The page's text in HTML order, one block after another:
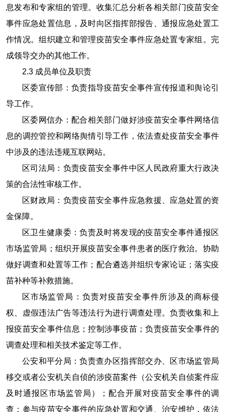
息发布和专家组的管理。收集汇总分析各相关部门疫苗安全
事件应急处置信息，及时向区指挥部报告、通报应急处置工
作情况。组织建立和管理疫苗安全事件应急处置专家组。完
成领导交办的其他工作。
2.3 成员单位及职责
区委宣传部：负责指导疫苗安全事件宣传报道和舆论引
导工作。
区委网信办：配合相关部门做好涉疫苗安全事件网络信
息的调控管控和网络舆情引导工作，依法查处疫苗安全事件
中涉及的违法违规互联网站。
区司法局：负责疫苗安全事件中区人民政府重大行政决
策的合法性审核工作。
区财政局：负责疫苗安全事件应急救援、应急处置的资
金保障。
区卫生健康委：负责及时将发现的疫苗安全事件通报区
市场监管局；组织开展疫苗安全事件患者的医疗救治。协助
做好调查和处置等工作；配合遴选并组织专家论证；落实疫
苗补种等补救措施。
区市场监管局：负责对疫苗安全事件所涉及的商标侵
权、虚假违法广告等违法行为进行调查处理。负责收集和上
报疫苗安全事件信息；控制涉事疫苗；负责疫苗安全事件的
调查处理和相关技术鉴定等工作。
公安和平分局：负责查办区指挥部交办、区市场监管局
移交或者公安机关自侦的涉疫苗案件（公安机关自侦案件应
及时通报区市场监管局）；配合开展对疫苗安全事件的调
查；参与疫苗安全事件的应急处置和交通、治安维护，依法